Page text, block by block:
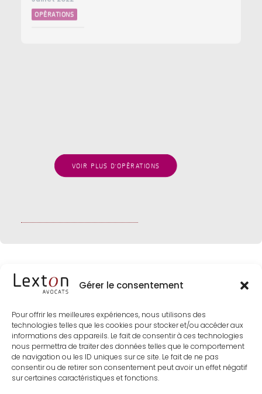
Gérer le consentement
Pour offrir les meilleures expériences, nous utilisons des
technologies telles que les cookies pour stocker et/ou accéder aux
informations des appareils. Le fait de consentir à ces technologies
nous permettra de traiter des données telles que le comportement
de navigation ou les ID uniques sur ce site. Le fait de ne pas
consentir ou de retirer son consentement peut avoir un effet négatif
sur certaines caractéristiques et fonctions.
VOIR PLUS D'OPÉRATIONS